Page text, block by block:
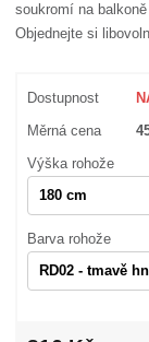
soukromí na
Objednejte si
Dostupnost
Měrná cena
Výška rohože
Barva rohože